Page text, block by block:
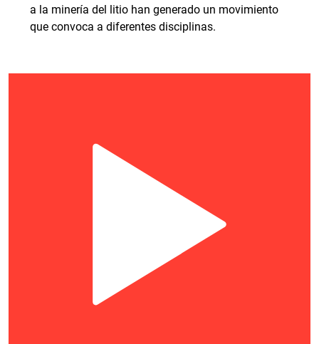
a la minería del litio han generado un movimiento
que convoca a diferentes disciplinas.